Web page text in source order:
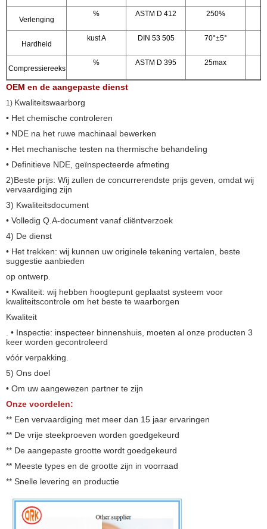
Verlenging
% ASTM D 412 250%
Hardheid
kust A DIN 53 505 70°±5°
Compressiereeks
% ASTM D 395 25max
OEM en de aangepaste dienst
1) Kwaliteitswaarborg
• Het chemische controleren
• NDE na het ruwe machinaal bewerken
• Het mechanische testen na thermische behandeling
• Definitieve NDE, geïnspecteerde afmeting
2)Beste prijs: Wij zullen de concurrerendste prijs geven, omdat wij
vervaardiging zijn
3) Kwaliteitsdocument
• Volledig Q.A-document vanaf cliëntverzoek
4) De dienst
• Het trekken: wij kunnen uw originele tekening vertalen, beste
suggestie aanbieden
op ontwerp.
• Kwaliteit: wij hebben hoogtepunt geplaatst systeem voor
kwaliteitscontrole om het beste te waarborgen
Kwaliteit
. • Inspectie: inspecteer binnenshuis, moeten al onze producten 3
keer worden gecontroleerd
vóór verpakking.
5) Ons doel
• Om uw aangewezen partner te zijn
Onze voordelen:
** Een vervaardiging met meer dan 15 jaar ervaringen
** De vrije steekproeven worden goedgekeurd
** De aangepaste grootte wordt goedgekeurd
** Meeste types en de grootte zijn in voorraad
** Snelle levering en productie